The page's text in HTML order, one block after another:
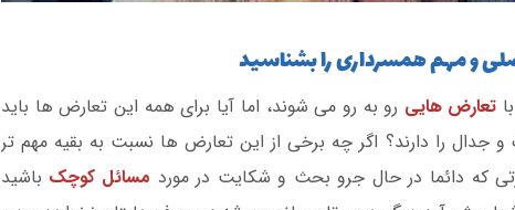
و مهم همسرداری را بشناسید
تعارض هایی رو به رو می شوند، اما آیا برای همه این تعارض ها باید
جدال را دارند؟ اگر چه برخی از این تعارض ها نسبت به بقیه مهم تر
که دائما در حال جرو بحث و شکایت در مورد مسائل کوچک باشید